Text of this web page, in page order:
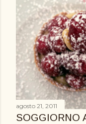
agosto 21, 2011
SOGGIORNO